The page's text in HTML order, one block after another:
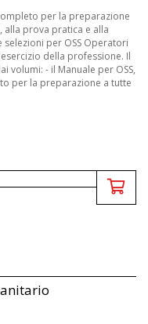
per la preparazione
alla prova pratica e alla
per OSS Operatori
della professione. Il
volumi: - il Manuale per OSS,
per la preparazione a tutte